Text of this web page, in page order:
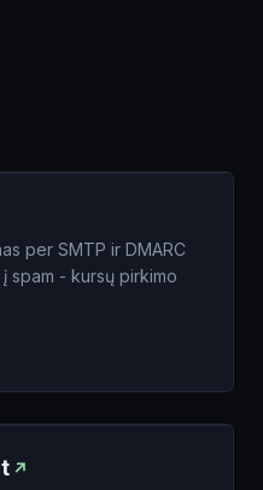
per SMTP ir DMARC
spam - kursų pirkimo